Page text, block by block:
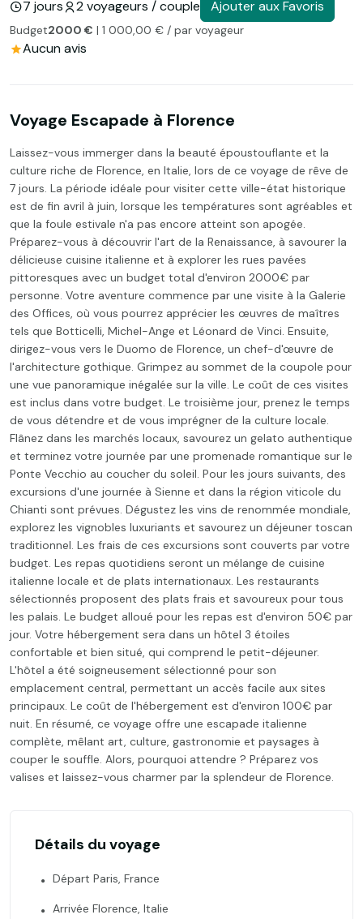
7 jours
2 voyageurs / couple Ajouter aux Favoris
Budget2000 € | 1 000,00 € / par voyageur
Aucun avis
Voyage Escapade à Florence
Laissez-vous immerger dans la beauté époustouflante et la
culture riche de Florence, en Italie, lors de ce voyage de rêve de
7 jours. La période idéale pour visiter cette ville-état historique
est de fin avril à juin, lorsque les températures sont agréables et
que la foule estivale n'a pas encore atteint son apogée.
Préparez-vous à découvrir l'art de la Renaissance, à savourer la
délicieuse cuisine italienne et à explorer les rues pavées
pittoresques avec un budget total d'environ 2000€ par
personne. Votre aventure commence par une visite à la Galerie
des Offices, où vous pourrez apprécier les œuvres de maîtres
tels que Botticelli, Michel-Ange et Léonard de Vinci. Ensuite,
dirigez-vous vers le Duomo de Florence, un chef-d'œuvre de
l'architecture gothique. Grimpez au sommet de la coupole pour
une vue panoramique inégalée sur la ville. Le coût de ces visites
est inclus dans votre budget. Le troisième jour, prenez le temps
de vous détendre et de vous imprégner de la culture locale.
Flânez dans les marchés locaux, savourez un gelato authentique
et terminez votre journée par une promenade romantique sur le
Ponte Vecchio au coucher du soleil. Pour les jours suivants, des
excursions d'une journée à Sienne et dans la région viticole du
Chianti sont prévues. Dégustez les vins de renommée mondiale,
explorez les vignobles luxuriants et savourez un déjeuner toscan
traditionnel. Les frais de ces excursions sont couverts par votre
budget. Les repas quotidiens seront un mélange de cuisine
italienne locale et de plats internationaux. Les restaurants
sélectionnés proposent des plats frais et savoureux pour tous
les palais. Le budget alloué pour les repas est d'environ 50€ par
jour. Votre hébergement sera dans un hôtel 3 étoiles
confortable et bien situé, qui comprend le petit-déjeuner.
L'hôtel a été soigneusement sélectionné pour son
emplacement central, permettant un accès facile aux sites
principaux. Le coût de l'hébergement est d'environ 100€ par
nuit. En résumé, ce voyage offre une escapade italienne
complète, mêlant art, culture, gastronomie et paysages à
couper le souffle. Alors, pourquoi attendre ? Préparez vos
valises et laissez-vous charmer par la splendeur de Florence.
Détails du voyage
Départ Paris, France
Arrivée Florence, Italie